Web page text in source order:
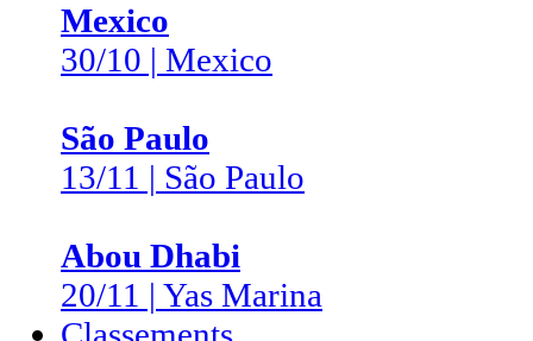
Mexico
30/10 | Mexico
São Paulo
13/11 | São Paulo
Abou Dhabi
20/11 | Yas Marina